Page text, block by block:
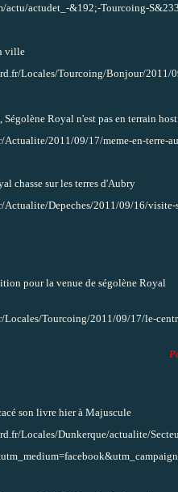
actu/actudet_-&192;-Tourcoing-
ville
Locales/Tourcoing/Bonjour/2011/
Ségolène Royal n'est pas en terrain
2011/09/17/meme-en-terre-
chasse sur les terres d'Aubry
Actualite/Depeches/2011/09/16/
pour la venue de ségolène Royal
Locales/Tourcoing/2011/09/17/le-
son livre hier à Majuscule
Locales/Dunkerque/actualite/